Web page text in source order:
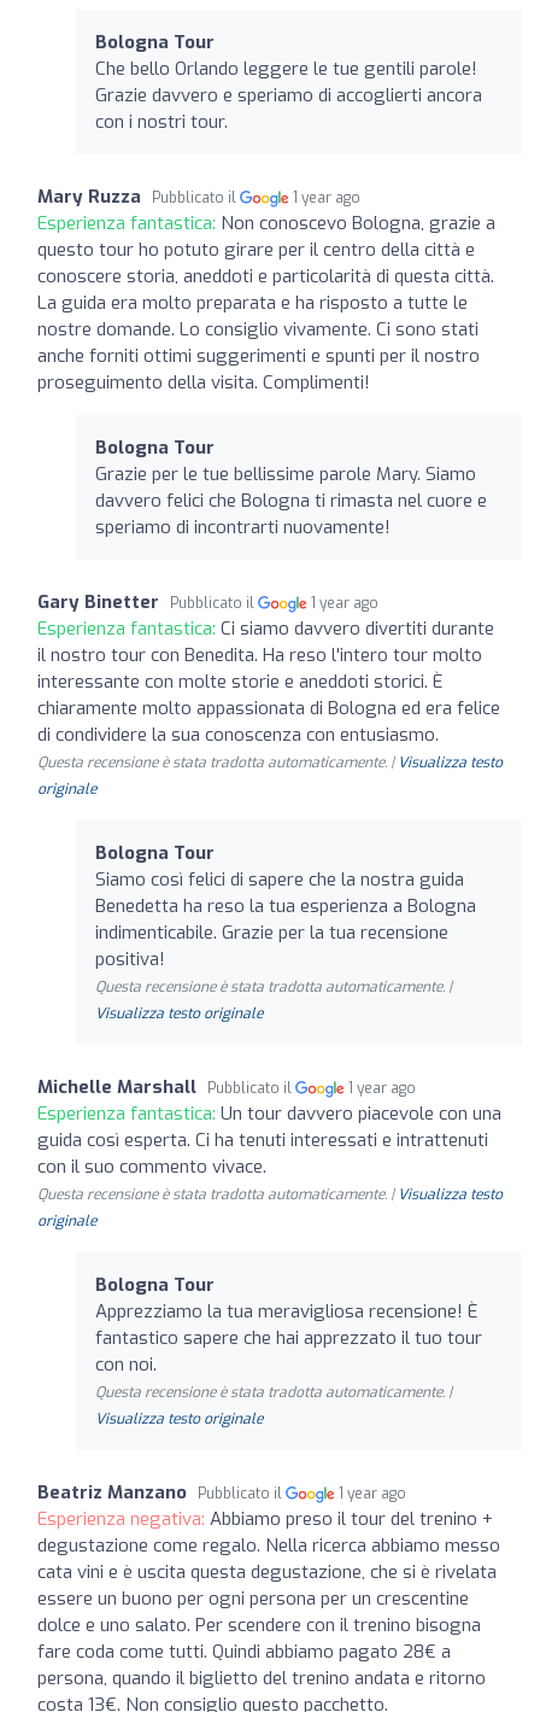
Bologna Tour
Che bello Orlando leggere le tue gentili parole!
Grazie davvero e speriamo di accoglierti ancora
con i nostri tour.
Mary Ruzza Pubblicato il 1 year ago
Esperienza fantastica: Non conoscevo Bologna, grazie a
questo tour ho potuto girare per il centro della città e
conoscere storia, aneddoti e particolarità di questa città.
La guida era molto preparata e ha risposto a tutte le
nostre domande. Lo consiglio vivamente. Ci sono stati
anche forniti ottimi suggerimenti e spunti per il nostro
proseguimento della visita. Complimenti!
Bologna Tour
Grazie per le tue bellissime parole Mary. Siamo
davvero felici che Bologna ti rimasta nel cuore e
speriamo di incontrarti nuovamente!
Gary Binetter Pubblicato il 1 year ago
Esperienza fantastica: Ci siamo davvero divertiti durante
il nostro tour con Benedita. Ha reso l'intero tour molto
interessante con molte storie e aneddoti storici. È
chiaramente molto appassionata di Bologna ed era felice
di condividere la sua conoscenza con entusiasmo.
Questa recensione è stata tradotta automaticamente. | Visualizza testo
originale
Bologna Tour
Siamo così felici di sapere che la nostra guida
Benedetta ha reso la tua esperienza a Bologna
indimenticabile. Grazie per la tua recensione
positiva!
Questa recensione è stata tradotta automaticamente. |
Visualizza testo originale
Michelle Marshall Pubblicato il 1 year ago
Esperienza fantastica: Un tour davvero piacevole con una
guida così esperta. Ci ha tenuti interessati e intrattenuti
con il suo commento vivace.
Questa recensione è stata tradotta automaticamente. | Visualizza testo
originale
Bologna Tour
Apprezziamo la tua meravigliosa recensione! È
fantastico sapere che hai apprezzato il tuo tour
con noi.
Questa recensione è stata tradotta automaticamente. |
Visualizza testo originale
Beatriz Manzano Pubblicato il 1 year ago
Esperienza negativa: Abbiamo preso il tour del trenino +
degustazione come regalo. Nella ricerca abbiamo messo
cata vini e è uscita questa degustazione, che si è rivelata
essere un buono per ogni persona per un crescentine
dolce e uno salato. Per scendere con il trenino bisogna
fare coda come tutti. Quindi abbiamo pagato 28€ a
persona, quando il biglietto del trenino andata e ritorno
costa 13€. Non consiglio questo pacchetto.